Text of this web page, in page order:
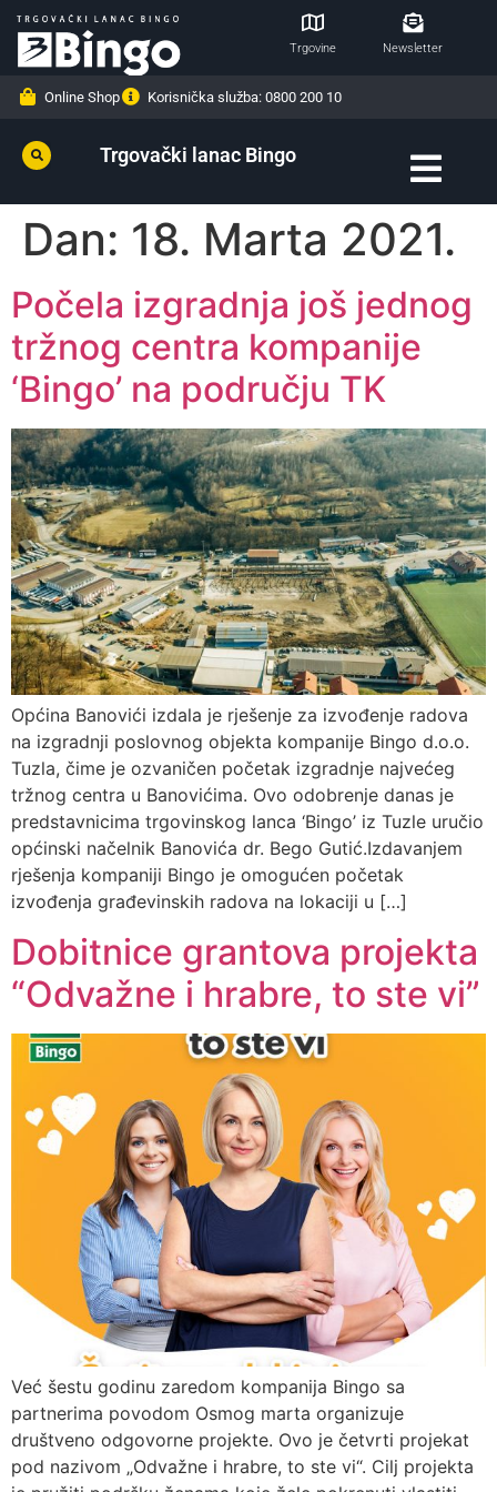
Trgovine Newsletter
Online Shop Korisnička služba: 0800 200 10
Trgovački lanac Bingo
Dan: 18. Marta 2021.
Počela izgradnja još jednog
tržnog centra kompanije
‘Bingo’ na području TK
Općina Banovići izdala je rješenje za izvođenje radova
na izgradnji poslovnog objekta kompanije Bingo d.o.o.
Tuzla, čime je ozvaničen početak izgradnje najvećeg
tržnog centra u Banovićima. Ovo odobrenje danas je
predstavnicima trgovinskog lanca ‘Bingo’ iz Tuzle uručio
općinski načelnik Banovića dr. Bego Gutić.Izdavanjem
rješenja kompaniji Bingo je omogućen početak
izvođenja građevinskih radova na lokaciji u […]
Dobitnice grantova projekta
“Odvažne i hrabre, to ste vi”
Već šestu godinu zaredom kompanija Bingo sa
partnerima povodom Osmog marta organizuje
društveno odgovorne projekte. Ovo je četvrti projekat
pod nazivom „Odvažne i hrabre, to ste vi“. Cilj projekta